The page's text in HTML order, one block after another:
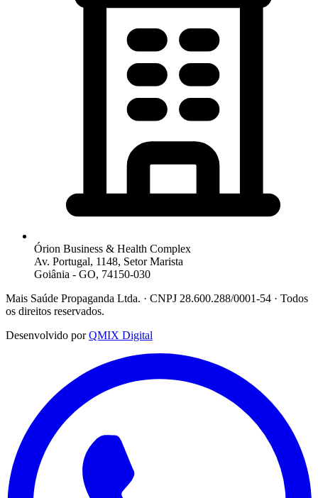
Órion Business & Health Complex
Av. Portugal, 1148, Setor Marista
Goiânia - GO, 74150-030
Mais Saúde Propaganda Ltda. · CNPJ 28.600.288/0001-54 · Todos
os direitos reservados.
Desenvolvido por QMIX Digital